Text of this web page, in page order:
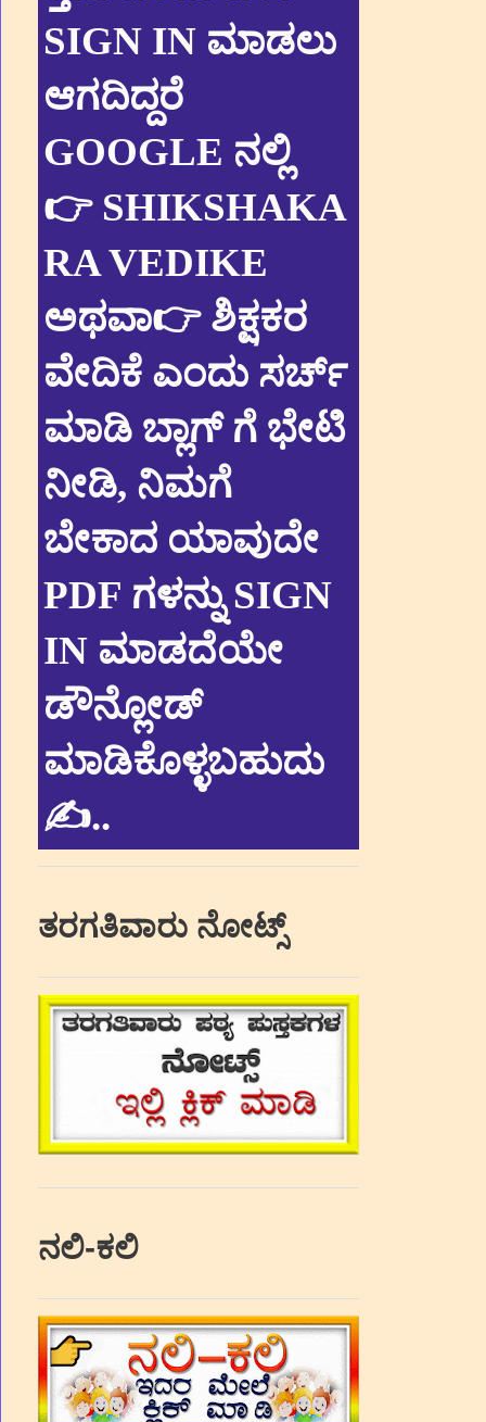
SIGN IN ಮಾಡಲು
ಆಗದಿದ್ದರೆ
GOOGLE ನಲ್ಲಿ
👉 SHIKSHAKA
RA VEDIKE
ಅಥವಾ👉 ಶಿಕ್ಷಕರ
ವೇದಿಕೆ ಎಂದು ಸರ್ಚ್
ಮಾಡಿ ಬ್ಲಾಗ್ ಗೆ ಭೇಟಿ
ನೀಡಿ, ನಿಮಗೆ
ಬೇಕಾದ ಯಾವುದೇ
PDF ಗಳನ್ನು SIGN
IN ಮಾಡದೆಯೇ
ಡೌನ್ಲೋಡ್
ಮಾಡಿಕೊಳ್ಳಬಹುದು
✍..
ತರಗತಿವಾರು ನೋಟ್ಸ್
ನಲಿ-ಕಲಿ